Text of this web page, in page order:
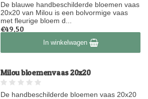
De blauwe handbeschilderde bloemen vaas
20x20 van Milou is een bolvormige vaas
met fleurige bloem d...
€49,50
Op voorraadIn winkelwagen
Milou bloemenvaas 20x20
De handbeschilderde bloemen vaas 20x20